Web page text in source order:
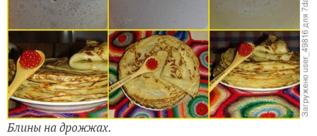
Блины на дрожжах.